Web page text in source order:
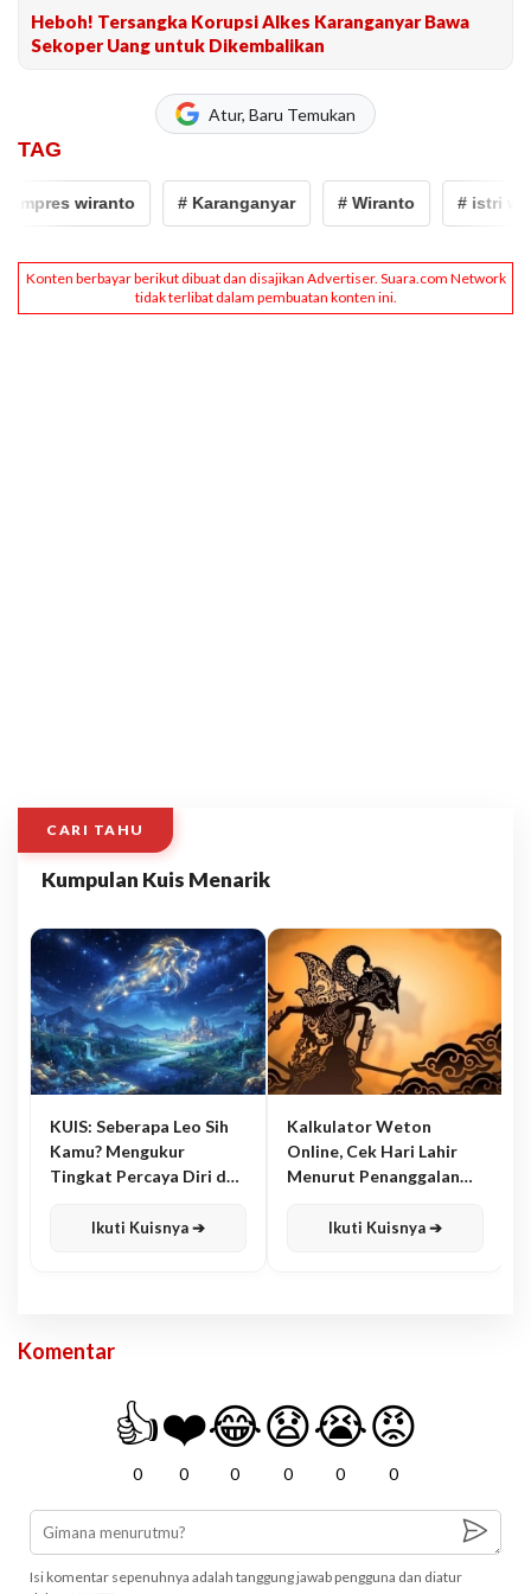
Heboh! Tersangka Korupsi Alkes Karanganyar Bawa
Sekoper Uang untuk Dikembalikan
Atur, Baru Temukan
TAG
wiranto # Karanganyar # Wiranto # istri
CARI TAHU
Kumpulan Kuis Menarik
KUIS: Seberapa Leo Sih
Kamu? Mengukur
Tingkat Percaya Diri dan
Ikuti Kuisnya ➔
Kalkulator Weton
Online, Cek Hari Lahir
Menurut Penanggalan
Ikuti Kuisnya ➔
Komentar
👍
0
❤️
0
😂
0
😧
0
😭
0
😡
0
Isi komentar sepenuhnya adalah tanggung jawab pengguna dan diatur